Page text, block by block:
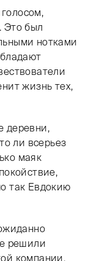
Это был
нотками
жизнь тех,
деревни,
ли всерьез
маяк
так Евдокию
решили
компании,